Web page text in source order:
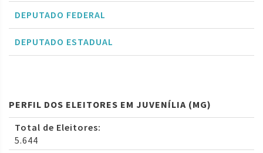
DEPUTADO FEDERAL
DEPUTADO ESTADUAL
PERFIL DOS ELEITORES EM JUVENÍLIA (MG)
Total de Eleitores:
5.644